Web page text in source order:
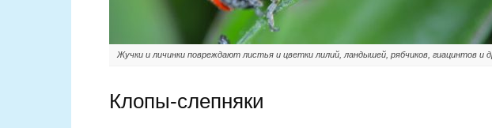
Жучки и личинки повреждают листья и цветки лилий, ландышей, рябчиков, гиацинтов и
Клопы-слепняки